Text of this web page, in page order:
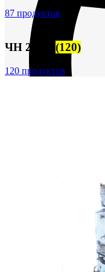
+7 (913) 672-49-54
87 продуктов
ЧН 25/34 (120)
120 продуктов